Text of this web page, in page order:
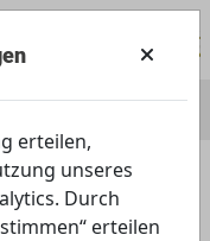
erteilen,
unseres
Durch
erteilen